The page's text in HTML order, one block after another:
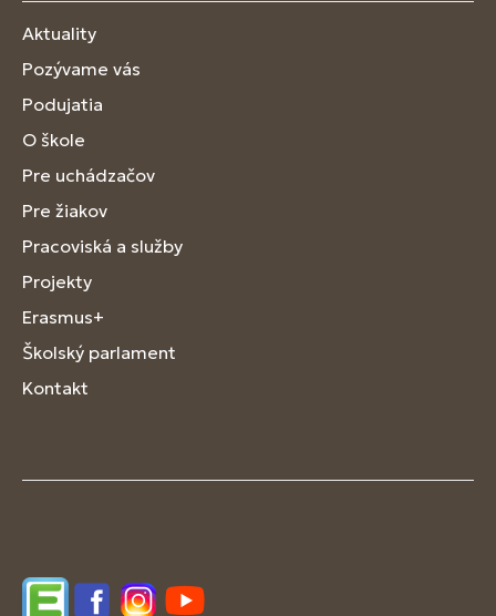
Aktuality
Pozývame vás
Podujatia
O škole
Pre uchádzačov
Pre žiakov
Pracoviská a služby
Projekty
Erasmus+
Školský parlament
Kontakt